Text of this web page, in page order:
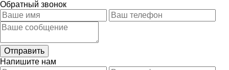
Обратный звонок
Напишите нам